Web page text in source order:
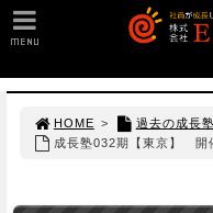
HOME > 過去の成長
成長塾032期【東京】 開
MENU